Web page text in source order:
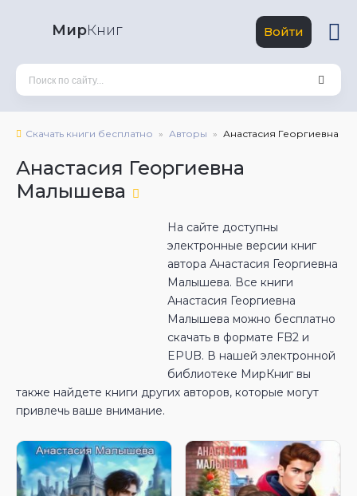
МирКниг Войти
Скачать книги бесплатно Авторы Анастасия Георгиевна
Анастасия Георгиевна
Малышева
На сайте доступны
электронные версии книг
автора Анастасия Георгиевна
Малышева. Все книги
Анастасия Георгиевна
Малышева можно бесплатно
скачать в формате FB2 и
EPUB. В нашей электронной
библиотеке МирКниг вы
также найдете книги других авторов, которые могут
привлечь ваше внимание.